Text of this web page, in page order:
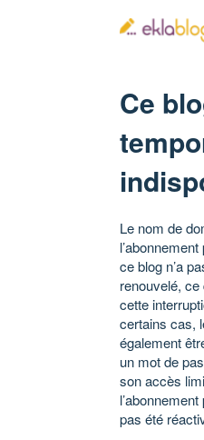
Ce
Le nom de
ce blog n’a
renouvelé,
cette
certains cas,
également
un mot de
son accès
pas été